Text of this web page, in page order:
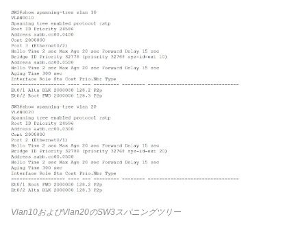
Vlan10およびVlan20のSW3スパニングツリー